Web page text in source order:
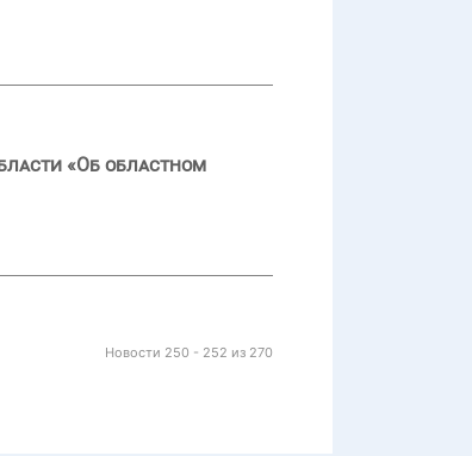
«Об областном
Новости 250 - 252 из 270